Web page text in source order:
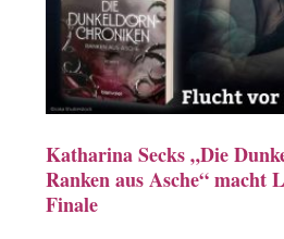
Katharina Secks „Die
Ranken aus Asche“ macht
Finale